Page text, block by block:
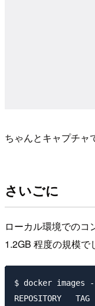
ちゃんとキャプチャ
さいごに
ローカル環境でのコ
1.2GB 程度の規模で
$ docker images
REPOSITORY